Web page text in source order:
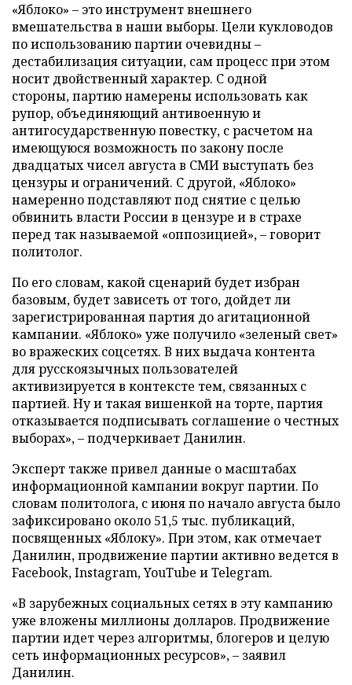
«Яблоко» – это инструмент внешнего
вмешательства в наши выборы. Цели кукловодов
по использованию партии очевидны –
дестабилизация ситуации, сам процесс при этом
носит двойственный характер. С одной
стороны, партию намерены использовать как
рупор, объединяющий антивоенную и
антигосударственную повестку, с расчетом на
имеющуюся возможность по закону после
двадцатых чисел августа в СМИ выступать без
цензуры и ограничений. С другой, «Яблоко»
намеренно подставляют под снятие с целью
обвинить власти России в цензуре и в страхе
перед так называемой «оппозицией», – говорит
политолог.
По его словам, какой сценарий будет избран
базовым, будет зависеть от того, дойдет ли
зарегистрированная партия до агитационной
кампании. «Яблоко» уже получило «зеленый свет»
во вражеских соцсетях. В них выдача контента
для русскоязычных пользователей
активизируется в контексте тем, связанных с
партией. Ну и такая вишенкой на торте, партия
отказывается подписывать соглашение о честных
выборах», – подчеркивает Данилин.
Эксперт также привел данные о масштабах
информационной кампании вокруг партии. По
словам политолога, с июня по начало августа было
зафиксировано около 51,5 тыс. публикаций,
посвященных «Яблоку». При этом, как отмечает
Данилин, продвижение партии активно ведется в
Facebook, Instagram, YouTube и Telegram.
«В зарубежных социальных сетях в эту кампанию
уже вложены миллионы долларов. Продвижение
партии идет через алгоритмы, блогеров и целую
сеть информационных ресурсов», – заявил
Данилин.